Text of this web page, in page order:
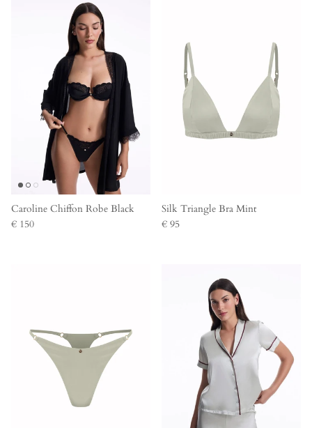
Caroline Chiffon Robe Black
€ 150
Silk Triangle Bra Mint
€ 95